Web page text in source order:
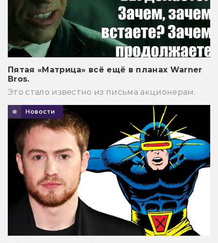
Пятая «Матрица» всё ещё в планах Warner
Bros.
Это стало известно из письма акционерам.
Новости